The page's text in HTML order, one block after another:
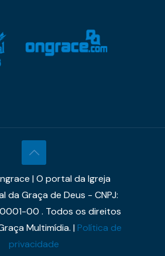
| O portal da Igreja
da Graça de Deus - CNPJ:
00 . Todos os direitos
Multimídia. |Política de
privacidade